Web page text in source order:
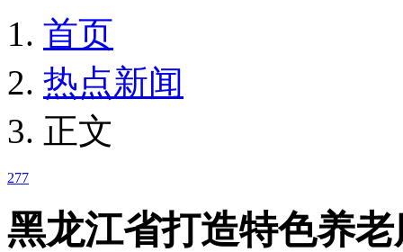
首页
热点新闻
正文
277
黑龙江省打造特色养